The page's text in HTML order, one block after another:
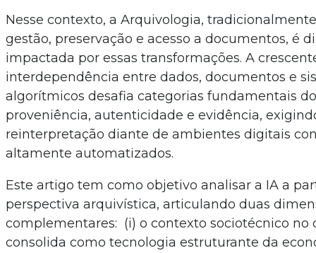
Nesse contexto, a Arquivologia,
gestão, preservação e acesso a documentos, é
impactada por essas transformações. A
interdependência entre dados, documentos e
algorítmicos desafia categorias fundamentais
proveniência, autenticidade e evidência,
reinterpretação diante de ambientes digitais
altamente automatizados.
Este artigo tem como objetivo analisar a IA a
perspectiva arquivística, articulando duas
complementares: (i) o contexto sociotécnico no
consolida como tecnologia estruturante da